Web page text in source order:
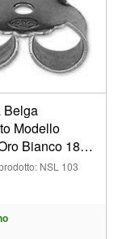
Belga
Modello
Bianco 18
Rif. 07434,
NSL 103